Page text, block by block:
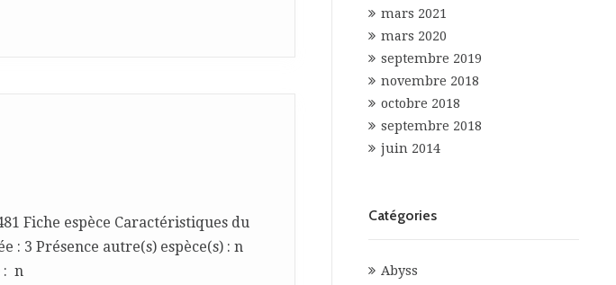
Fiche espèce Caractéristiques du
: 3 Présence autre(s) espèce(s) : n
: n
mars 2021
mars 2020
septembre 2019
novembre 2018
octobre 2018
septembre 2018
juin 2014
Catégories
Abyss